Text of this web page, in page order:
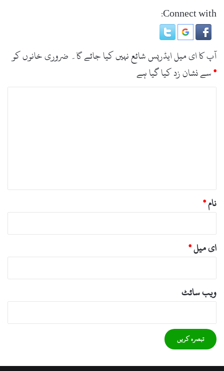
Connect with:
آپ کا ای میل ایڈریس شائع نہیں کیا جائے گا۔ ضروری خانوں کو
*سے نشان زد کیا گیا ہے
نام*
ای میل*
ویب‌ سائٹ